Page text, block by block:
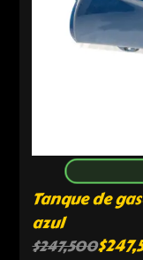
Tanque de
azul
$247,500$